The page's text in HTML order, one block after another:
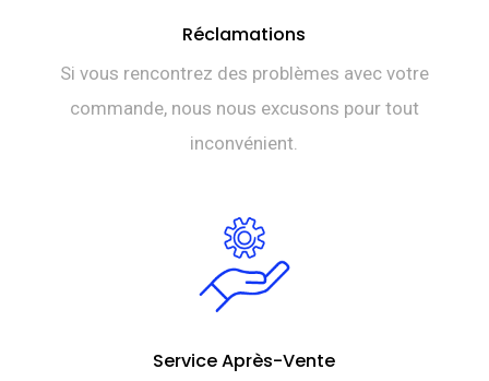
Réclamations
Si vous rencontrez des problèmes avec votre
commande, nous nous excusons pour tout
inconvénient.
Service Après-Vente